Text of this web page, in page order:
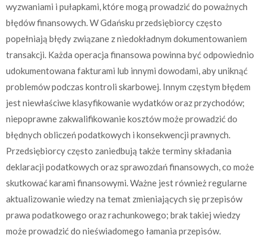
wyzwaniami i pułapkami, które mogą prowadzić do poważnych
błędów finansowych. W Gdańsku przedsiębiorcy często
popełniają błędy związane z niedokładnym dokumentowaniem
transakcji. Każda operacja finansowa powinna być odpowiednio
udokumentowana fakturami lub innymi dowodami, aby uniknąć
problemów podczas kontroli skarbowej. Innym częstym błędem
jest niewłaściwe klasyfikowanie wydatków oraz przychodów;
niepoprawne zakwalifikowanie kosztów może prowadzić do
błędnych obliczeń podatkowych i konsekwencji prawnych.
Przedsiębiorcy często zaniedbują także terminy składania
deklaracji podatkowych oraz sprawozdań finansowych, co może
skutkować karami finansowymi. Ważne jest również regularne
aktualizowanie wiedzy na temat zmieniających się przepisów
prawa podatkowego oraz rachunkowego; brak takiej wiedzy
może prowadzić do nieświadomego łamania przepisów.